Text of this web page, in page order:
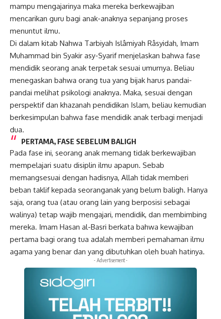
mampu mengajarinya maka mereka berkewajiban
mencarikan guru bagi anak-anaknya sepanjang proses
menuntut ilmu.
Di dalam kitab Nahwa Tarbiyah Islâmiyah Râsyidah, Imam
Muhammad bin Syakir asy-Syarif menjelaskan bahwa fase
mendidik seorang anak terpetak sesuai umurnya. Beliau
menegaskan bahwa orang tua yang bijak harus pandai-
pandai melihat psikologi anaknya. Maka, sesuai dengan
perspektifdan khazanah pendidikan Islam, beliau kemudian
berkesimpulan bahwa fase mendidik anak terbagi menjadi
dua.
PERTAMA, FASE SEBELUM BALIGH
Pada fase ini, seorang anak memang tidak berkewajiban
mempelajari suatu disiplin ilmu apapun. Sebab
memangsesuai dengan hadisnya, Allah tidak memberi
beban taklif kepada seoranganak yang belum baligh. Hanya
saja, orang tua (atau orang lain yang berposisi sebagai
walinya) tetap wajib mengajari, mendidik, dan membimbing
mereka. Imam Hasan al-Basri berkata bahwa kewajiban
pertama bagi orang tua adalah memberi pemahaman ilmu
agama yang benar dan yang dibutuhkan oleh buah hatinya.
- Advertisement -